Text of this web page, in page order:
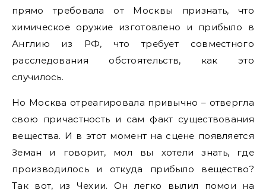
прямо требовала от Москвы признать, что
химическое оружие изготовлено и прибыло в
Англию из РФ, что требует совместного
расследования обстоятельств, как это
случилось.
Но Москва отреагировала привычно – отвергла
свою причастность и сам факт существования
вещества. И в этот момент на сцене появляется
Земан и говорит, мол вы хотели знать, где
производилось и откуда прибыло вещество?
Так вот, из Чехии. Он легко вылил помои на